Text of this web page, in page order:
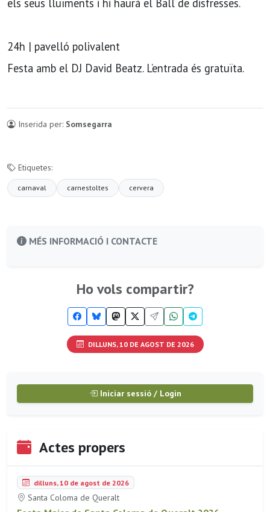
els seus lluïments i hi haurà el Ball de disfresses.
24h | pavelló polivalent
Festa amb el DJ David Beatz. L’entrada és gratuïta.
Inserida per: Somsegarra
Etiquetes:
carnaval carnestoltes cervera
MÉS INFORMACIÓ I CONTACTE
Ho vols compartir?
DILLUNS, 10 DE AGOST DE 2026
Iniciar sessió / Login
Actes propers
dilluns, 10 de agost de 2026
Santa Coloma de Queralt